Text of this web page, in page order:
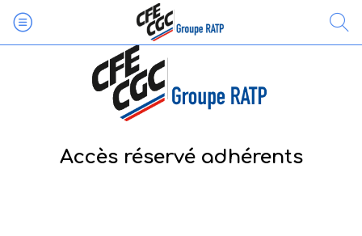
Accès réservé adhérents